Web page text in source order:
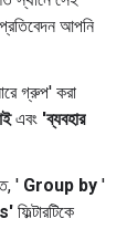
প্রতিবেদন আপনি
গ্রুপ' করা
এবং 'ব্যবহার
' Group by '
ফিল্টারটিকে